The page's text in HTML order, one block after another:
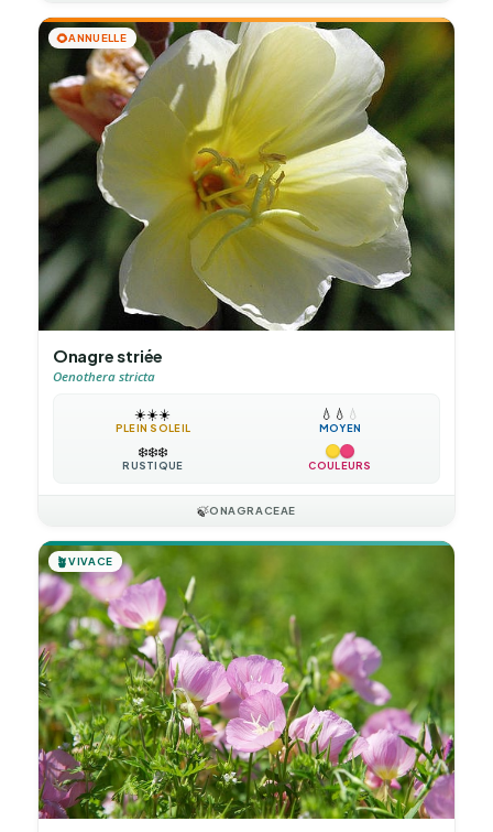
🌻ANNUELLE
Onagre striée
Oenothera stricta
☀️☀️☀️
PLEIN SOLEIL
💧 💧 💧
MOYEN
❄️❄️❄️
RUSTIQUE COULEURS
🍃ONAGRACEAE
🪴VIVACE